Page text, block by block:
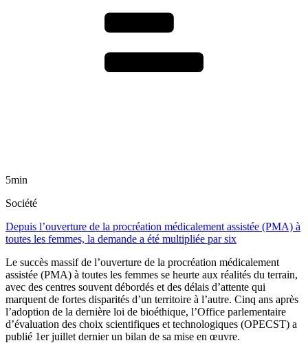
5min
Société
Depuis l’ouverture de la procréation médicalement assistée (PMA) à
toutes les femmes, la demande a été multipliée par six
Le succès massif de l’ouverture de la procréation médicalement
assistée (PMA) à toutes les femmes se heurte aux réalités du terrain,
avec des centres souvent débordés et des délais d’attente qui
marquent de fortes disparités d’un territoire à l’autre. Cinq ans après
l’adoption de la dernière loi de bioéthique, l’Office parlementaire
d’évaluation des choix scientifiques et technologiques (OPECST) a
publié 1er juillet dernier un bilan de sa mise en œuvre.